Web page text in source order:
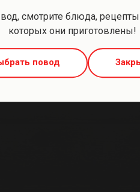
в духовом шкафу при
в течение 2-3 мин.
смотрите блюда,
которых они приготовлены!
повод